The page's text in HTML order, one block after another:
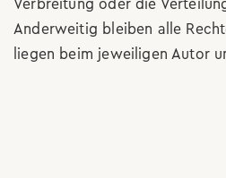
Verbreitung oder die
Anderweitig bleiben alle
liegen beim jeweiligen Autor